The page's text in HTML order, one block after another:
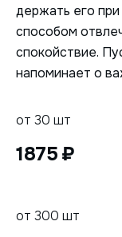
держать его
способом
спокойствие.
напоминает о
от 30 шт
1875
от 300 шт